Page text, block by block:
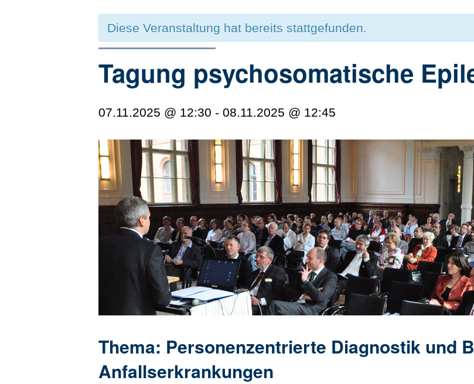
Diese Veranstaltung hat bereits stattgefunden.
Tagung psychosomatische
07.11.2025 @ 12:30 - 08.11.2025 @ 12:45
Thema: Personenzentrierte Diagnostik und
Anfallserkrankungen